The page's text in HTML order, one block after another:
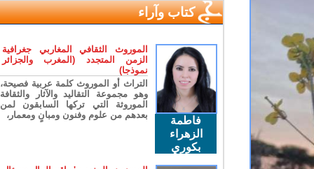
كتاب وآراء
فاطمة
الزهراء
بكوري
الموروث الثقافي المغاربي جغرافية
الزمن المتجدد (المغرب والجزائر
نموذجا)
التراث أو الموروث كلمة عربية فصيحة،
وهو مجموعة التقاليد والآثار والثقافة
الموروثة التي تركها السابقون لمن
بعدهم من علوم وفنون ومبانٍ ومعمار،